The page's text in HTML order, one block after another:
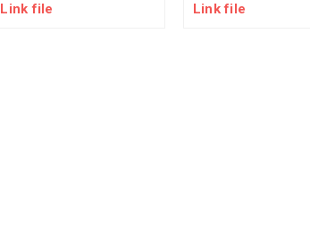
Link file Link file